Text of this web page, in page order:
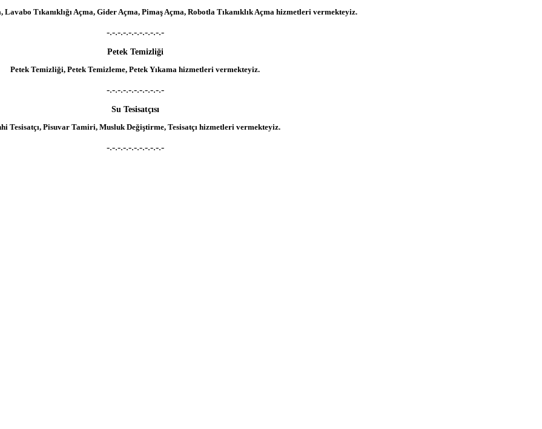
Lavabo Tıkanıklığı Açma, Gider Açma, Pimaş Açma, Robotla Tıkanıklık Açma hizmetleri vermekteyiz.
-.-.-.-.-.-.-.-.-.-.-
Petek Temizliği
Petek Temizliği, Petek Temizleme, Petek Yıkama hizmetleri vermekteyiz.
-.-.-.-.-.-.-.-.-.-.-
Su Tesisatçısı
Tesisatçı, Pisuvar Tamiri, Musluk Değiştirme, Tesisatçı hizmetleri vermekteyiz.
-.-.-.-.-.-.-.-.-.-.-